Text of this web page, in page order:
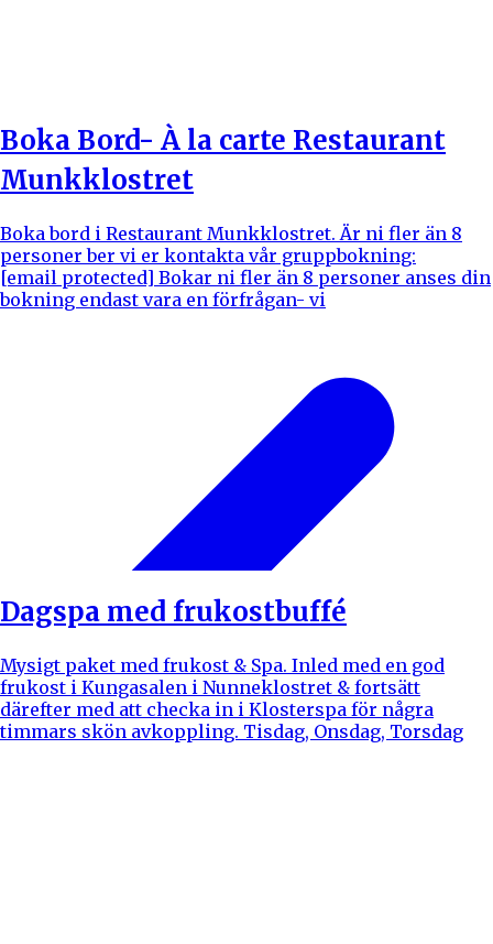
Boka Bord- À la carte Restaurant
Munkklostret
Boka bord i Restaurant Munkklostret. Är ni fler än 8
personer ber vi er kontakta vår gruppbokning:
[email protected] Bokar ni fler än 8 personer anses din
bokning endast vara en förfrågan- vi
Dagspa med frukostbuffé
Mysigt paket med frukost & Spa. Inled med en god
frukost i Kungasalen i Nunneklostret & fortsätt
därefter med att checka in i Klosterspa för några
timmars skön avkoppling. Tisdag, Onsdag, Torsdag